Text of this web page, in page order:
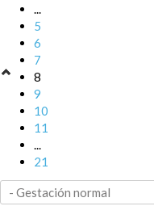
...
5
6
7
8
9
10
11
...
21